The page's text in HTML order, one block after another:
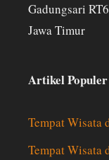
Gadungsari
Jawa Timur
Artikel Populer
Tempat Wisata
Tempat Wisata